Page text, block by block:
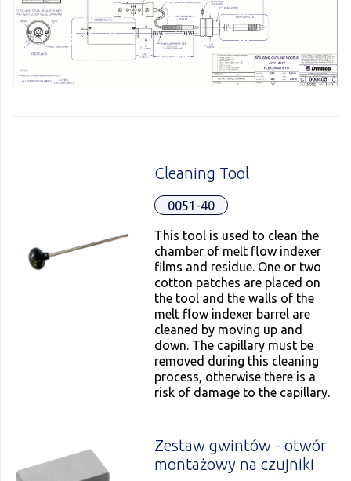
Cleaning Tool
0051-40
This tool is used to clean the
chamber of melt flow indexer
films and residue. One or two
cotton patches are placed on
the tool and the walls of the
melt flow indexer barrel are
cleaned by moving up and
down. The capillary must be
removed during this cleaning
process, otherwise there is a
risk of damage to the capillary.
Zestaw gwintów - otwór
montażowy na czujniki